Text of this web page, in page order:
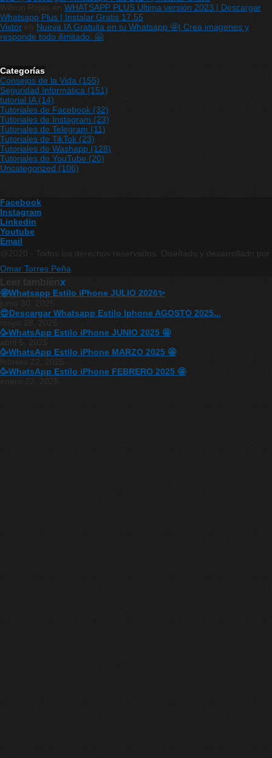
WHATSAPP PLUS Ultima versión 2023 | Descargar
Whatsapp Plus | Instalar Gratis 17.55
Vixtor
Nueva IA Gratuita en tu Whatsapp 🤩| Crea imagenes y
responde todo ilimitado. 🤗
Categorías
Consejos de la Vida (155)
Seguridad Informática (151)
tutorial IA (14)
Tutoriales de Facebook (32)
Tutoriales de Instagram (23)
Tutoriales de Telegram (11)
Tutoriales de TikTok (23)
Tutoriales de Washapp (128)
Tutoriales de YouTube (20)
Uncategorized (106)
Facebook
Instagram
Linkedin
Youtube
Email
@2020 - Todos los derechos reservados. Diseñado y desarrollado por
Omar Torres Peña
Leer también x
🤩Whatsapp Estilo iPhone JULIO 2026✨
😍Descargar Whatsapp Estilo Iphone AGOSTO 2025...
mayo 28, 2025
🥳WhatsApp Estilo iPhone JUNIO 2025 🤩
🥳WhatsApp Estilo iPhone MARZO 2025 🤩
febrero 22, 2025
🥳WhatsApp Estilo iPhone FEBRERO 2025 🤩